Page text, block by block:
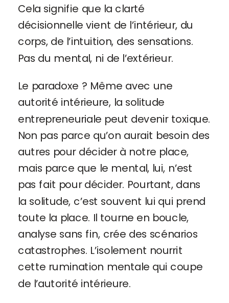
Cela signifie que la clarté
décisionnelle vient de l’intérieur, du
corps, de l’intuition, des sensations.
Pas du mental, ni de l’extérieur.
Le paradoxe ? Même avec une
autorité intérieure, la solitude
entrepreneuriale peut devenir toxique.
Non pas parce qu’on aurait besoin des
autres pour décider à notre place,
mais parce que le mental, lui, n’est
pas fait pour décider. Pourtant, dans
la solitude, c’est souvent lui qui prend
toute la place. Il tourne en boucle,
analyse sans fin, crée des scénarios
catastrophes. L’isolement nourrit
cette rumination mentale qui coupe
de l’autorité intérieure.